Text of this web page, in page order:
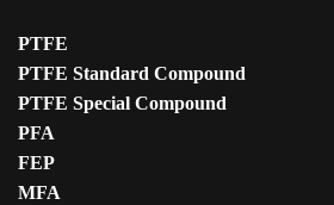
PTFE
PTFE Standard Compound
PTFE Special Compound
PFA
FEP
MFA